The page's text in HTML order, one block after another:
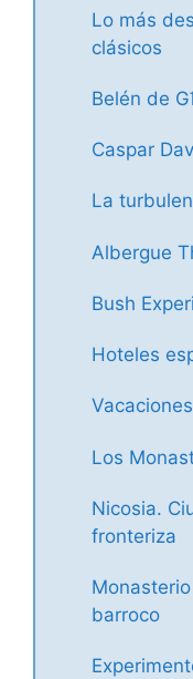
Lo más
clásicos
Belén de
Caspar
La
Albergue
Bush
Hoteles
Los
Nicosia.
fronteriza
barroco